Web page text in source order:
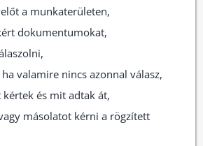
a munkaterületen,
dokumentumokat,
valamire nincs azonnal válasz,
és mit adtak át,
másolatot kérni a rögzített